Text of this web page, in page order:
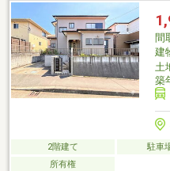
間
建
土
築
2階建て 駐車
所有権